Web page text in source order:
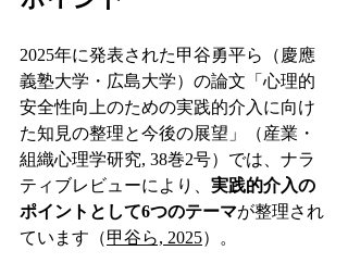
2025年に発表された甲谷勇平ら（慶應
義塾大学・広島大学）の論文「心理的
安全性向上のための実践的介入に向け
た知見の整理と今後の展望」（産業・
組織心理学研究, 38巻2号）では、ナラ
ティブレビューにより、 実践的介入の
ポイントとして6つのテーマが整理され
ています（甲谷ら, 2025）。